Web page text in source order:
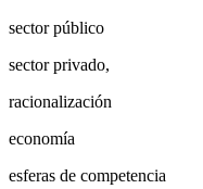
sector público
sector privado,
racionalización
economía
esferas de competencia